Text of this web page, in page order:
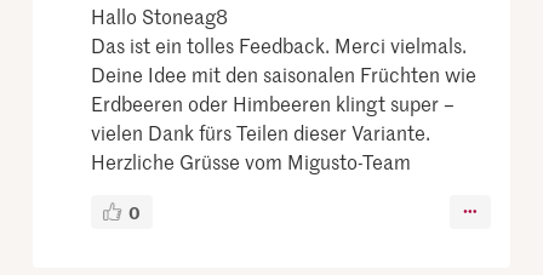
Hallo Stoneag8
Das ist ein tolles Feedback. Merci vielmals.
Deine Idee mit den saisonalen Früchten wie
Erdbeeren oder Himbeeren klingt super –
vielen Dank fürs Teilen dieser Variante.
Herzliche Grüsse vom Migusto-Team
0